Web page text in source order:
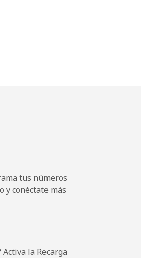
tus números
y conéctate más
la Recarga